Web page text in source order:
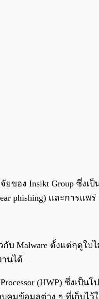
ของ Insikt Group ซึ่ง
phishing) และการแ
กับ Malware ตั้งแต่ฤดู
นได้
(HWP) ซึ่งเป็
คุมข้อมูลต่าง ๆ ที่เก็บไ